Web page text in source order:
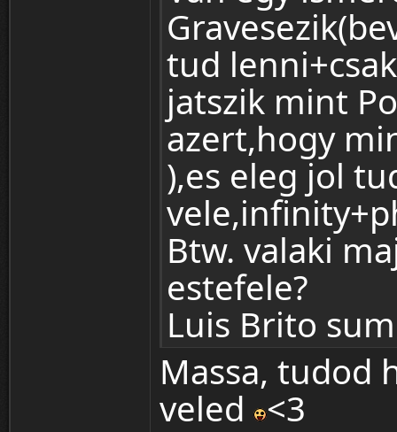
tud
jatszik mint
azert,hogy
),es eleg jol
Btw. valaki
estefele?
Luis Brito
Massa, tudod
veled <3